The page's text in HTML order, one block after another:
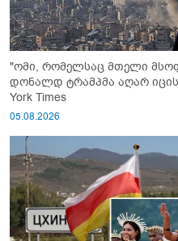
"ომი, რომელსაც მთელი
დონალდ ტრამპმა აღარ იცის,
York Times
05.08.2026